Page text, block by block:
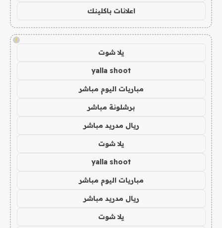
اعلانات باكلينك
!
يلا شوت
yalla shoot
مباريات اليوم مباشر
برشلونة مباشر
ريال مدريد مباشر
يلا شوت
yalla shoot
مباريات اليوم مباشر
ريال مدريد مباشر
يلا شوت